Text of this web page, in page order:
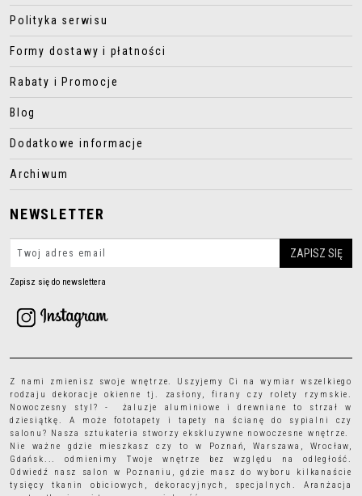
Polityka serwisu
Formy dostawy i płatności
Rabaty i Promocje
Blog
Dodatkowe informacje
Archiwum
NEWSLETTER
Zapisz się do newslettera
Z nami zmienisz swoje wnętrze. Uszyjemy Ci na wymiar wszelkiego
rodzajudekoracje okienne tj. zasłony, firany czy rolety rzymskie.
Nowoczesny styl? - żaluzje aluminiowe i drewniane to strzał w
dziesiątkę. A może fototapety i tapety
na ścianę do sypialni czy
salonu? Nasza sztukateria stworzy ekskluzywne nowoczesne wnętrze.
Nie ważne gdzie mieszkasz czy to w Poznań, Warszawa, Wrocław,
Gdańsk... odmienimy Twoje wnętrze bez względu na odległość.
Odwiedź nasz salon w Poznaniu, gdzie masz do wyboru kilkanaście
tysięcytkanin obiciowych , dekoracyjnych, specjalnych. Aranżacja